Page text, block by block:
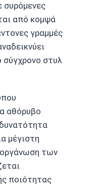
συρόμενες
από κομψά
γραμμές
στυλ
αθόρυβο
μέγιστη
οργάνωση των
ποιότητας